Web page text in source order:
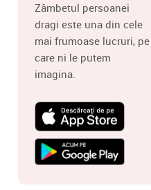
Zâmbetul persoanei
dragi este una din cele
mai frumoase lucruri, pe
care ni le putem
imagina.